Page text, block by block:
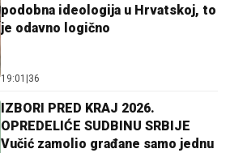
podobna ideologija u Hrvatskoj, to
je odavno logično
19:01 36
IZBORI PRED KRAJ 2026.
OPREDELIĆE SUDBINU SRBIJE
Vučić zamolio građane samo jednu